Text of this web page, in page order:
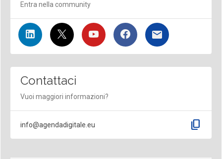
Entra nella community
Contattaci
Vuoi maggiori informazioni?
info@agendadigitale.eu content_copy